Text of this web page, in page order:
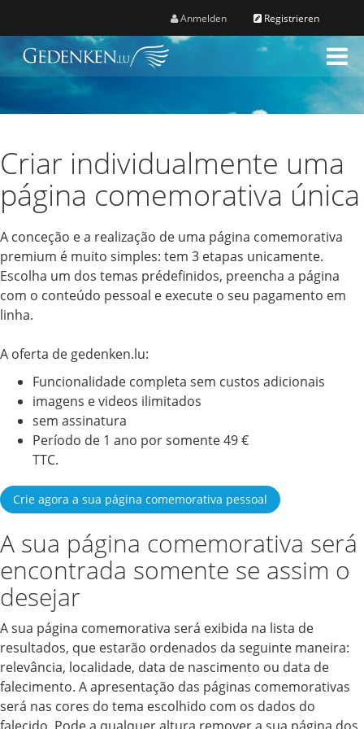
Anmelden Registrieren
M
e
n
ü
Criar individualmente uma
página comemorativa única
A conceção e a realização de uma página comemorativa
premium é muito simples: tem 3 etapas unicamente.
Escolha um dos temas prédefinidos, preencha a página
com o conteúdo pessoal e execute o seu pagamento em
linha.
A oferta de gedenken.lu:
Funcionalidade completa sem custos adicionais
imagens e videos ilimitados
sem assinatura
Período de 1 ano por somente 49 €
TTC.
Crie agora a sua página comemorativa pessoal
A sua página comemorativa será
encontrada somente se assim o
desejar
A sua página comemorativa será exibida na lista de
resultados, que estarão ordenados da seguinte maneira:
relevância, localidade, data de nascimento ou data de
falecimento. A apresentação das páginas comemorativas
será nas cores do tema escolhido com os dados do